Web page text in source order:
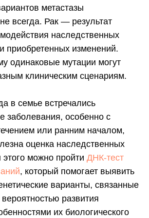
метастазы
всегда. Рак — результат
наследственных
приобретенных изменений.
одинаковые мутации могут
клиническим сценариям.
в семье встречались
заболевания, особенно с
или ранним началом,
оценка наследственных
можно пройти ДНК-тест
, который помогает выявить
варианты, связанные
развития
их биологического